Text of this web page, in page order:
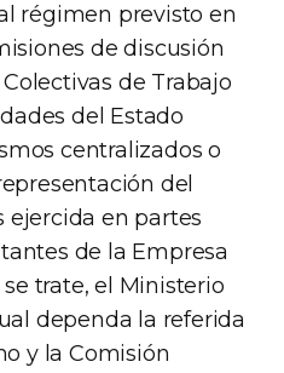
régimen previsto en
de discusión
de Trabajo
del Estado
centralizados o
del
ejercida en partes
de la Empresa
trate, el Ministerio
dependa la referida
y la Comisión